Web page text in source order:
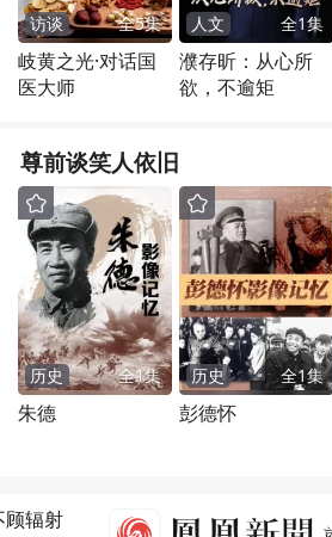
访谈 全5集
岐黄之光·对话国
医大师
人文 全1集
濮存昕：从心所
欲，不逾矩
尊前谈笑人依旧
历史 全1集
朱德
历史 全1集
彭德怀